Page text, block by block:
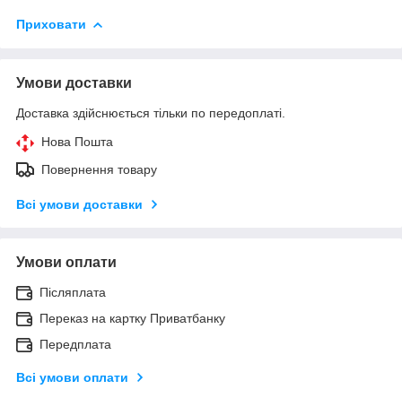
Приховати
Умови доставки
Доставка здійснюється тільки по передоплаті.
Нова Пошта
Повернення товару
Всі умови доставки
Умови оплати
Післяплата
Переказ на картку Приватбанку
Передплата
Всі умови оплати